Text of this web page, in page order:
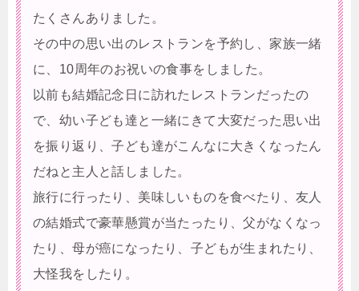
たくさんありました。
その中の思い出のレストランを予約し、家族一緒
に、10周年のお祝いの食事をしました。
以前も結婚記念日に訪れたレストランだったの
で、幼い子ども達と一緒にきて大変だった思い出
を振り返り、子ども達がこんなに大きくなったん
だねと主人と話しました。
旅行に行ったり、美味しいものを食べたり、友人
の結婚式で豪華懸賞が当たったり、父がなくなっ
たり、母が癌になったり、子どもが生まれたり、
大怪我をしたり。